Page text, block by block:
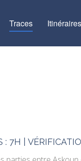
Traces Itinéraires
: 7H |